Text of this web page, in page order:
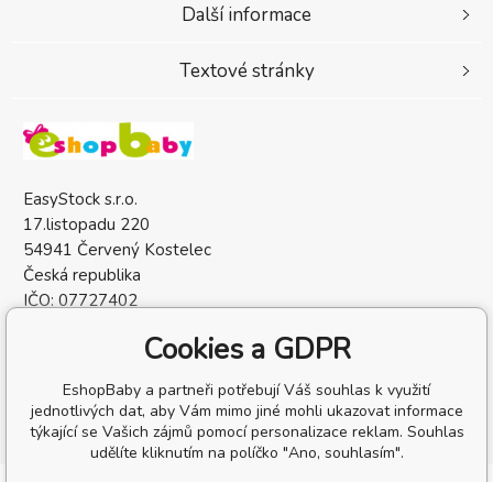
EasyStock s.r.o.
17.listopadu 220
54941 Červený Kostelec
Česká republika
IČO: 07727402
Další informace
Textové stránky
Cookies a GDPR
EshopBaby a partneři potřebují Váš souhlas k využití
jednotlivých dat, aby Vám mimo jiné mohli ukazovat informace
týkající se Vašich zájmů pomocí personalizace reklam. Souhlas
udělíte kliknutím na políčko "Ano, souhlasím".